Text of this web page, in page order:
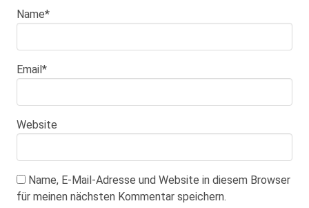
Name*
Email*
Website
Name, E-Mail-Adresse und Website in diesem Browser
für meinen nächsten Kommentar speichern.